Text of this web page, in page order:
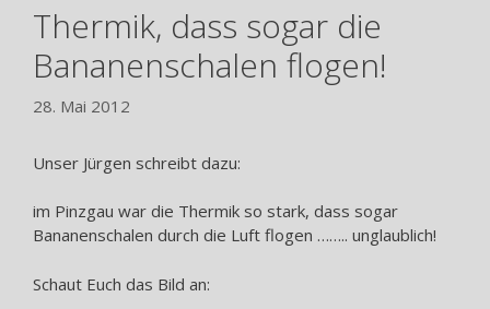
Thermik, dass sogar die
Bananenschalen flogen!
28. Mai 2012
Unser Jürgen schreibt dazu:
im Pinzgau war die Thermik so stark, dass sogar
Bananenschalen durch die Luft flogen …….. unglaublich!
Schaut Euch das Bild an: